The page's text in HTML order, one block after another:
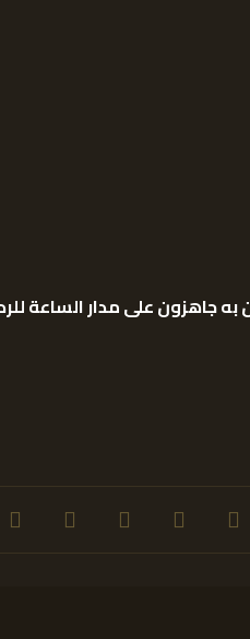
على مدار الساعة